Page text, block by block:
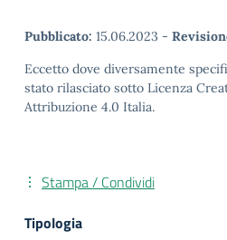
Pubblicato: 15.06.2023 -
Eccetto dove diversamente
stato rilasciato sotto Licenza
Attribuzione 4.0 Italia.
Stampa / Condividi
Tipologia